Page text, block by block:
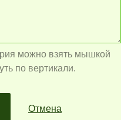
можно взять мышкой
по вертикали.
Отмена